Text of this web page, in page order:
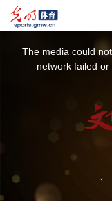
The media could
network failed